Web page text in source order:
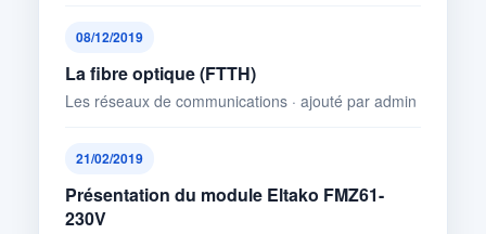
08/12/2019
La fibre optique (FTTH)
Les réseaux de communications · ajouté par admin
21/02/2019
Présentation du module Eltako FMZ61-
230V